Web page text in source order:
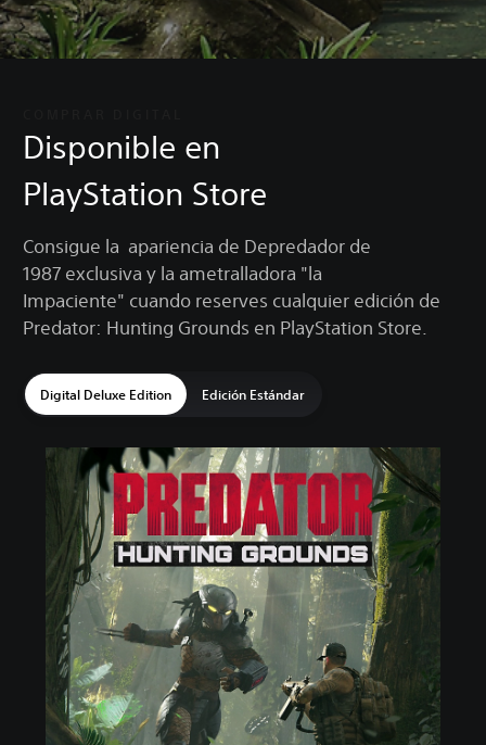
Disponible en
PlayStation Store
Consigue la apariencia de Depredador de
1987 exclusiva y la ametralladora "la
Impaciente" cuando reserves cualquier edición de
Predator: Hunting Grounds en PlayStation Store.
Digital Deluxe Edition Edición Estándar